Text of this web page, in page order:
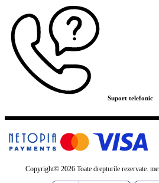
Suport telefonic
Copyright© 2026 Toate drepturile rezervate.